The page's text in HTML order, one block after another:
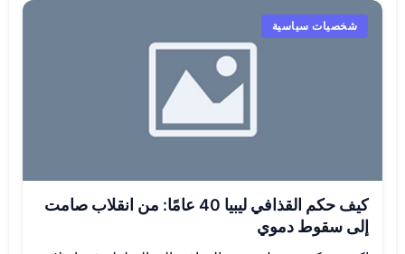
شخصيات سياسية
كيف حكم القذافي ليبيا 40 عامًا: من انقلاب صامت
إلى سقوط دموي